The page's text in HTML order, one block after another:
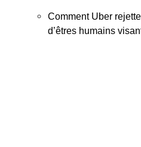
Comment Uber
d’êtres humains